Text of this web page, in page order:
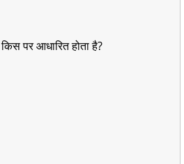
पर आधारित होता है?